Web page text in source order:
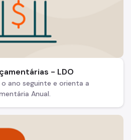
- LDO
ano seguinte e orienta a
Anual.